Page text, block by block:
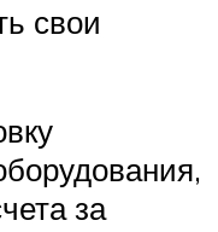
свои
за